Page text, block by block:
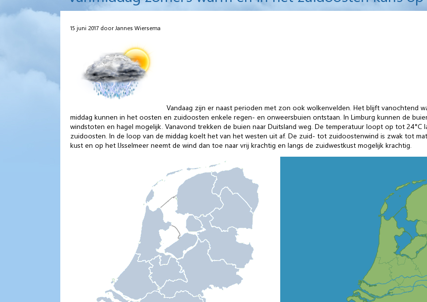
15 juni 2017 door Jannes Wiersema
Vandaag zijn er naast perioden met zon ook wolkenvelden. Het blijft vanochtend
middag kunnen in het oosten en zuidoosten enkele regen- en onweersbuien ontstaan. In Limburg kunnen de
windstoten en hagel mogelijk. Vanavond trekken de buien naar Duitsland weg. De temperatuur loopt op tot 24°C
zuidoosten. In de loop van de middag koelt het van het westen uit af. De zuid- tot zuidoostenwind is zwak tot
kust en op het IJsselmeer neemt de wind dan toe naar vrij krachtig en langs de zuidwestkust mogelijk krachtig.